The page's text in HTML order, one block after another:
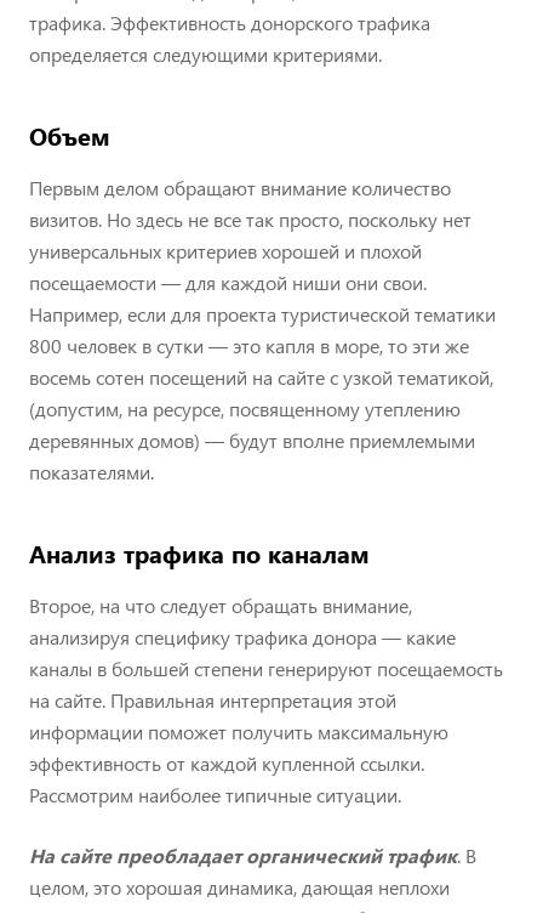
трафика. Эффективность донорского трафика
определяется следующими критериями.
Объем
Первым делом обращают внимание количество
визитов. Но здесь не все так просто, поскольку нет
универсальных критериев хорошей и плохой
посещаемости — для каждой ниши они свои.
Например, если для проекта туристической тематики
800 человек в сутки — это капля в море, то эти же
восемь сотен посещений на сайте с узкой тематикой,
(допустим, на ресурсе, посвященному утеплению
деревянных домов) — будут вполне приемлемыми
показателями.
Анализ трафика по каналам
Второе, на что следует обращать внимание,
анализируя специфику трафика донора — какие
каналы в большей степени генерируют посещаемость
на сайте. Правильная интерпретация этой
информации поможет получить максимальную
эффективность от каждой купленной ссылки.
Рассмотрим наиболее типичные ситуации.
На сайте преобладает органический трафик. В
целом, это хорошая динамика, дающая неплохи